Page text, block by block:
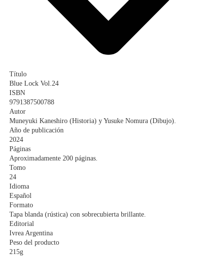
Título
Blue Lock Vol.24
ISBN
9791387500788
Autor
Muneyuki Kaneshiro (Historia) y Yusuke Nomura (Dibujo).
Año de publicación
2024
Páginas
Aproximadamente 200 páginas.
Tomo
24
Idioma
Español
Formato
Tapa blanda (rústica) con sobrecubierta brillante.
Editorial
Ivrea Argentina
Peso del producto
215g